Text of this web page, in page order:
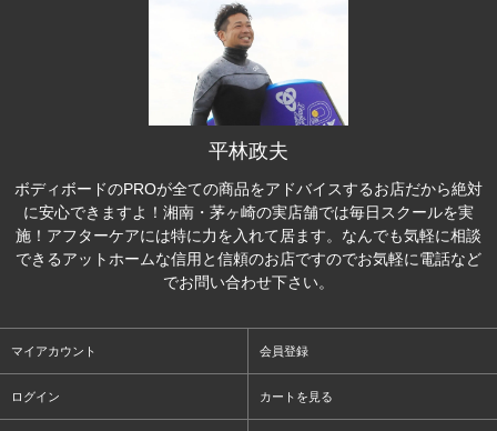
平林政夫
ボディボードのPROが全ての商品をアドバイスするお店だから絶対
に安心できますよ！湘南・茅ヶ崎の実店舗では毎日スクールを実
施！アフターケアには特に力を入れて居ます。なんでも気軽に相談
できるアットホームな信用と信頼のお店ですのでお気軽に電話など
でお問い合わせ下さい。
マイアカウント 会員登録
ログイン カートを見る